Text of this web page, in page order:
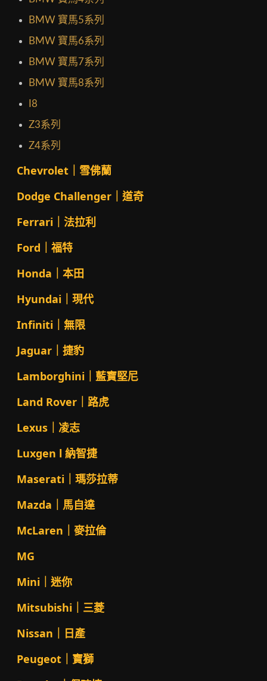
BMW 寶馬5系列
BMW 寶馬6系列
BMW 寶馬7系列
BMW 寶馬8系列
I8
Z3系列
Z4系列
Chevrolet｜雪佛蘭
Dodge Challenger｜道奇
Ferrari｜法拉利
Ford｜福特
Honda｜本田
Hyundai｜現代
Infiniti｜無限
Jaguar｜捷豹
Lamborghini｜藍寶堅尼
Land Rover｜路虎
Lexus｜凌志
Luxgen l 納智捷
Maserati｜瑪莎拉蒂
Mazda｜馬自達
McLaren｜麥拉倫
MG
Mini｜迷你
Mitsubishi｜三菱
Nissan｜日產
Peugeot｜寶獅